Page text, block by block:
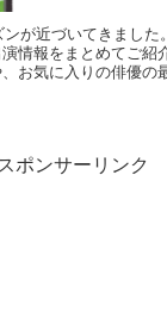
が近づいてきました
情報をまとめてご紹
お気に入りの俳優の
スポンサーリンク